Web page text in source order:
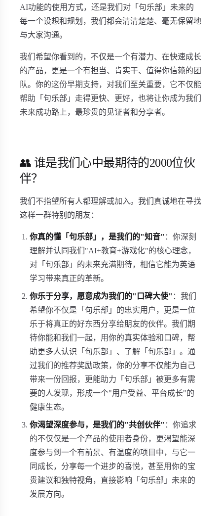
AI功能的使用方式，还是我们对「句乐部」未来的
每一个设想和规划，我们都会清清楚楚、毫无保留地
与大家沟通。
我们希望你看到的，不仅是一个有潜力、在快速成长
的产品，更是一个有担当、肯实干、值得你信赖的团
队。你的这份早期支持，对我们至关重要，它不仅能
帮助「句乐部」走得更快、更好，也将让你成为我们
未来成功路上，最珍贵的见证者和分享者。
👥 谁是我们心中最期待的2000位伙
伴？
我们不指望所有人都理解或加入。我们真诚地在寻找
这样一群特别的朋友：
你真的懂「句乐部」，是我们的"知音" ：你深刻
理解并认同我们"AI+教育+游戏化"的核心理念，
对「句乐部」的未来充满期待，相信它能为英语
学习带来真正的革新。
你乐于分享，愿意成为我们的"口碑大使" ：我们
希望你不仅是「句乐部」的忠实用户，更是一位
乐于将真正的好东西分享给朋友的伙伴。我们期
待你能和我们一起，用你的真实体验和口碑，帮
助更多人认识「句乐部」、了解「句乐部」。通
过我们的推荐奖励政策，你的分享不仅能为自己
带来一份回报，更能助力「句乐部」被更多有需
要的人发现，形成一个"用户受益、平台成长"的
健康生态。
你渴望深度参与，是我们的"共创伙伴" ：你追求
的不仅仅是一个产品的使用者身份，更渴望能深
度参与到一个有前景、有温度的项目中，与它一
同成长，分享每一个进步的喜悦，甚至用你的宝
贵建议和独特视角，直接影响「句乐部」未来的
发展方向。